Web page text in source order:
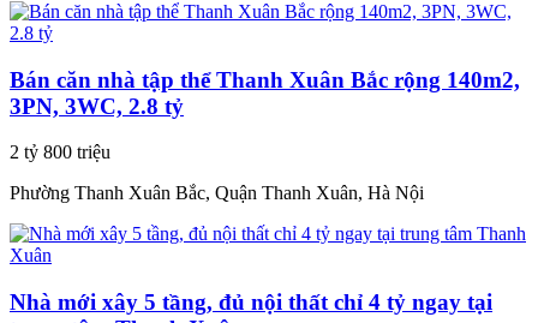
Bán căn nhà tập thể Thanh Xuân Bắc rộng 140m2,
3PN, 3WC, 2.8 tỷ
2 tỷ 800 triệu
Phường Thanh Xuân Bắc, Quận Thanh Xuân, Hà Nội
Nhà mới xây 5 tầng, đủ nội thất chỉ 4 tỷ ngay tại